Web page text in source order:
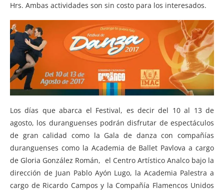
Hrs. Ambas actividades son sin costo para los interesados.
Los días que abarca el Festival, es decir del 10 al 13 de
agosto, los duranguenses podrán disfrutar de espectáculos
de gran calidad como la Gala de danza con compañías
duranguenses como la Academia de Ballet Pavlova a cargo
de Gloria González Román, el Centro Artístico Analco bajo la
dirección de Juan Pablo Ayón Lugo, la Academia Palestra a
cargo de Ricardo Campos y la Compañía Flamencos Unidos